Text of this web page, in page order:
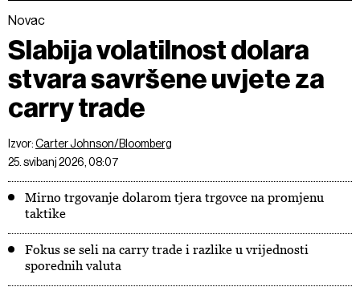
Novac
Slabija volatilnost dolara
stvara savršene uvjete za
carry trade
Izvor:Carter Johnson/Bloomberg
25. svibanj 2026, 08:07
Mirno trgovanje dolarom tjera trgovce na promjenu
taktike
Fokus se seli na carry trade i razlike u vrijednosti
sporednih valuta